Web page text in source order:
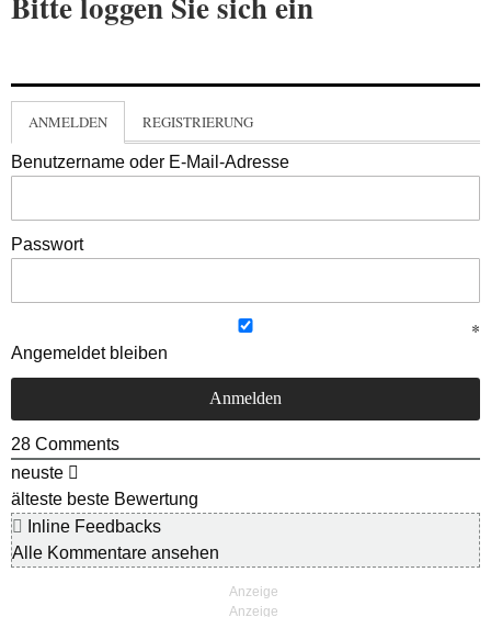
ANMELDEN REGISTRIERUNG
Benutzername oder E-Mail-Adresse
Passwort
Angemeldet bleiben
28 Comments
neuste
älteste beste Bewertung
Inline Feedbacks
Alle Kommentare ansehen